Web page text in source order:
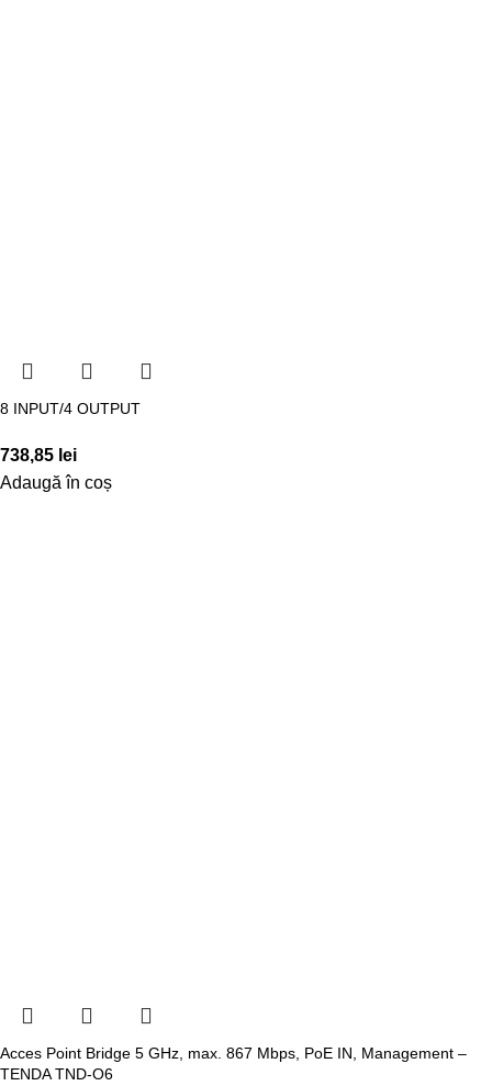
8 INPUT/4 OUTPUT
738,85 lei
Adaugă în coș
Acces Point Bridge 5 GHz, max. 867 Mbps, PoE IN, Management –
TENDA TND-O6